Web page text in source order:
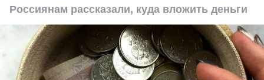
Россиянам рассказали, куда вложить деньги